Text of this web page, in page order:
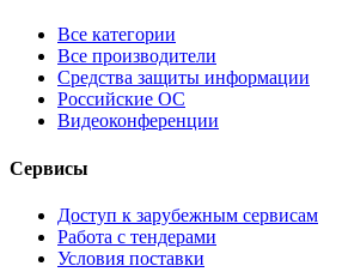
Все категории
Все производители
Средства защиты информации
Российские ОС
Видеоконференции
Сервисы
Доступ к зарубежным сервисам
Работа с тендерами
Условия поставки